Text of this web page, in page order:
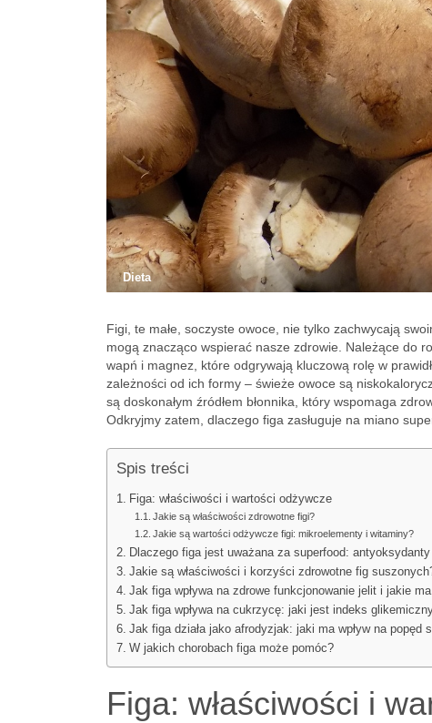
Dieta
Figi, te małe, soczyste owoce, nie tylko zachwycają
mogą znacząco wspierać nasze zdrowie. Należące do
wapń i magnez, które odgrywają kluczową rolę w
zależności od ich formy – świeże owoce są
są doskonałym źródłem błonnika, który wspomaga
Odkryjmy zatem, dlaczego figa zasługuje na miano
Spis treści
Figa: właściwości i wartości odżywcze
Jakie są właściwości zdrowotne figi?
Jakie są wartości odżywcze figi: mikroelementy i witaminy?
Dlaczego figa jest uważana za superfood:
Jakie są właściwości i korzyści zdrowotne fig
Jak figa wpływa na zdrowe funkcjonowanie jelit i jakie
Jak figa wpływa na cukrzycę: jaki jest indeks
Jak figa działa jako afrodyzjak: jaki ma wpływ na popęd
W jakich chorobach figa może pomóc?
Figa: właściwości i